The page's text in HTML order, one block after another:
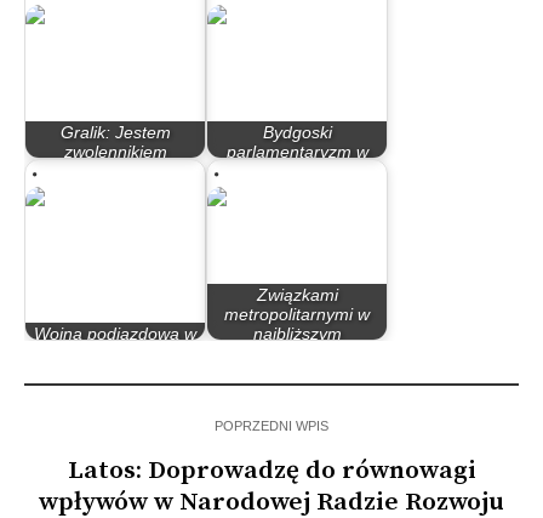
Gralik: Jestem
zwolennikiem
Metropolii Bydgoskiej
Bydgoski
parlamentaryzm w
Wojna podjazdowa w
Związkami
metropolitarnymi w
najbliższym
POPRZEDNI WPIS
Latos: Doprowadzę do równowagi
wpływów w Narodowej Radzie Rozwoju